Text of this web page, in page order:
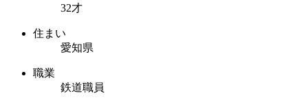
32才
住まい
愛知県
職業
鉄道職員